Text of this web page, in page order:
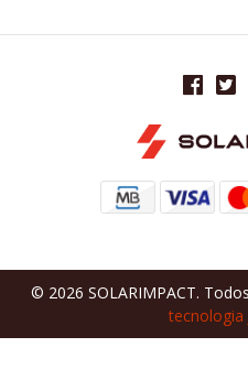
© 2026 SOLARIMPACT.
tecnologia